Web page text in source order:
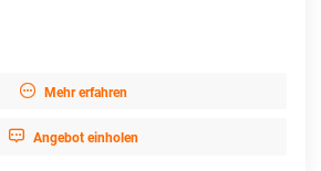
 Mehr erfahren
 Angebot einholen